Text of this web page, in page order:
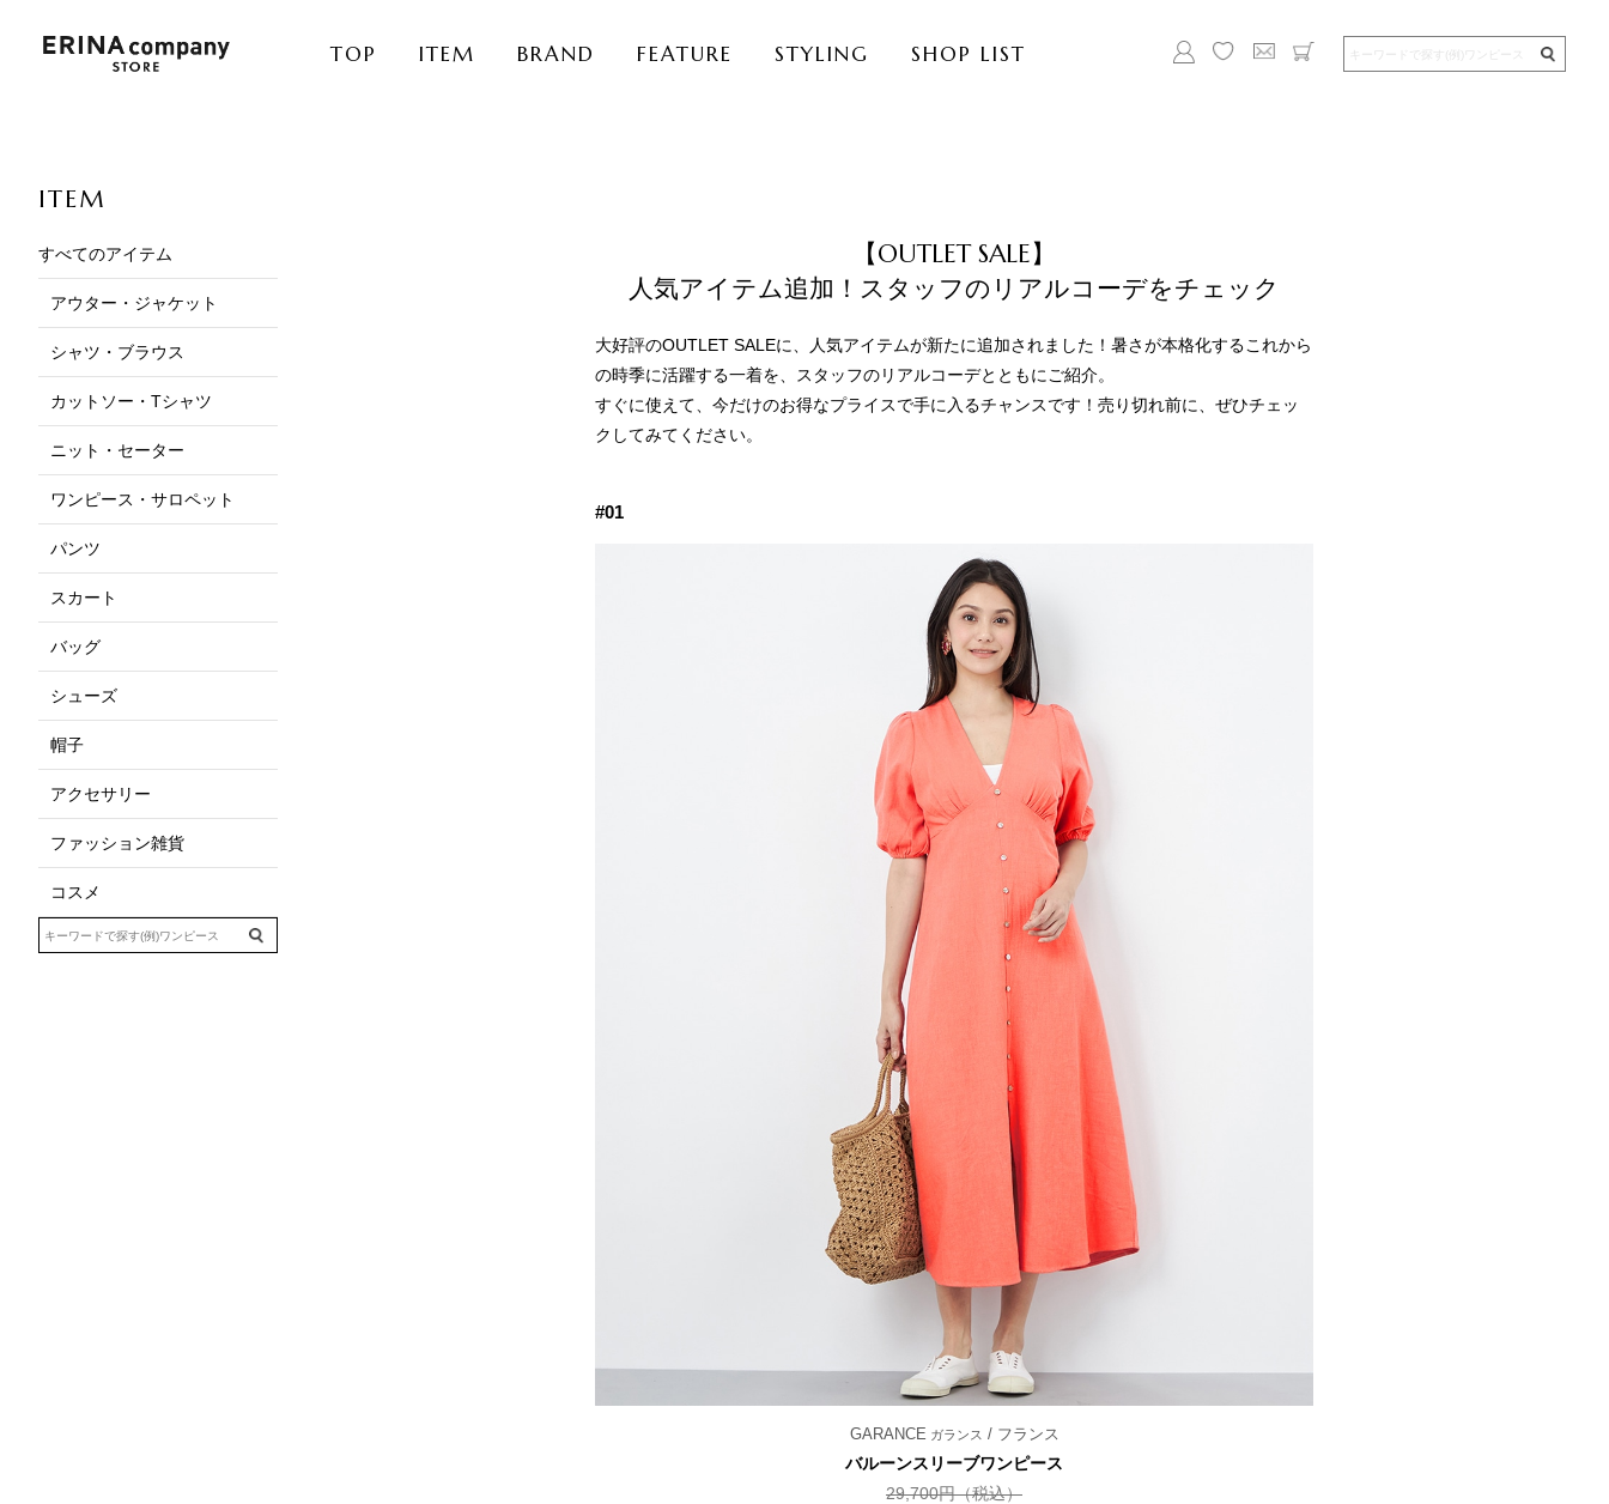
TOP ITEM BRAND FEATURE STYLING SHOP LIST
ITEM
すべてのアイテム
アウター・ジャケット
シャツ・ブラウス
カットソー・Tシャツ
ニット・セーター
ワンピース・サロペット
パンツ
スカート
バッグ
シューズ
帽子
アクセサリー
ファッション雑貨
コスメ
【OUTLET SALE】
人気アイテム追加！スタッフのリアルコーデをチェック
大好評のOUTLET SALEに、人気アイテムが新たに追加されました！暑さが本格化するこれから
の時季に活躍する一着を、スタッフのリアルコーデとともにご紹介。
すぐに使えて、今だけのお得なプライスで手に入るチャンスです！売り切れ前に、ぜひチェッ
クしてみてください。
#01
GARANCE ガランス / フランス
バルーンスリーブワンピース
29,700円（税込）